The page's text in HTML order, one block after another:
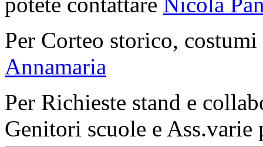
Per Corteo storico,
Annamaria
Per Richieste stand e
Genitori scuole e Ass.varie